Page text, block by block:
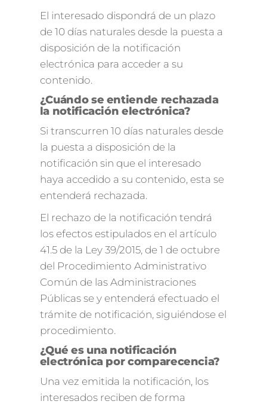
El interesado dispondrá de un plazo
de 10 días naturales desde la puesta a
disposición de la notificación
electrónica para acceder a su
contenido.
¿Cuándo se entiende rechazada
la notificación electrónica?
Si transcurren 10 días naturales desde
la puesta a disposición de la
notificación sin que el interesado
haya accedido a su contenido, esta se
entenderá rechazada.
El rechazo de la notificación tendrá
los efectos estipulados en el artículo
41.5 de la Ley 39/2015, de 1 de octubre
del Procedimiento Administrativo
Común de las Administraciones
Públicas se y entenderá efectuado el
trámite de notificación, siguiéndose el
procedimiento.
¿Qué es una notificación
electrónica por comparecencia?
Una vez emitida la notificación, los
interesados reciben de forma